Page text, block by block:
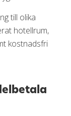
till olika
hotellrum,
kostnadsfri